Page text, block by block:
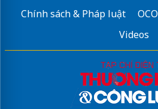
Chính sách & Pháp luật
Videos